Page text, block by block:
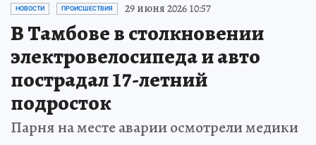
НОВОСТИ ПРОИСШЕСТВИЯ 29 июня 2026 10:57
В Тамбове в столкновении
электровелосипеда и авто
пострадал 17-летний
подросток
Парня на месте аварии осмотрели медики